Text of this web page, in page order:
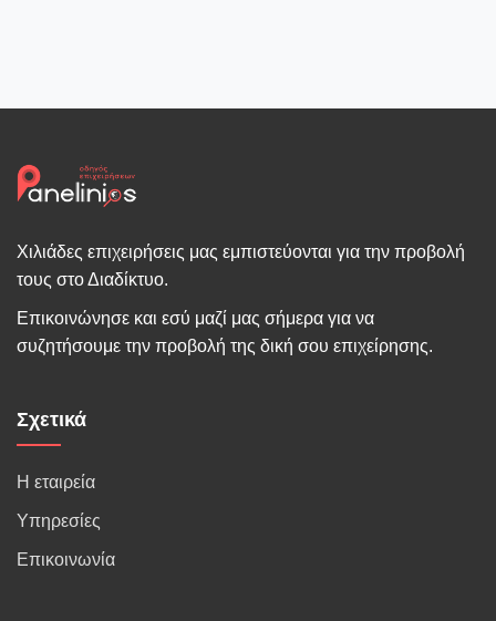
Χιλιάδες επιχειρήσεις μας εμπιστεύονται για την προβολή
τους στο Διαδίκτυο.
Επικοινώνησε και εσύ μαζί μας σήμερα για να
συζητήσουμε την προβολή της δική σου επιχείρησης.
Σχετικά
Η εταιρεία
Υπηρεσίες
Επικοινωνία